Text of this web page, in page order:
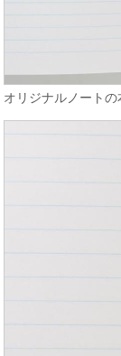
オリジナルノートの